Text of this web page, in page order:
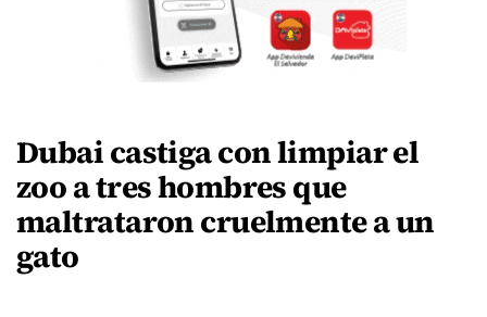
Dubai castiga con limpiar el
zoo a tres hombres que
maltrataron cruelmente a un
gato